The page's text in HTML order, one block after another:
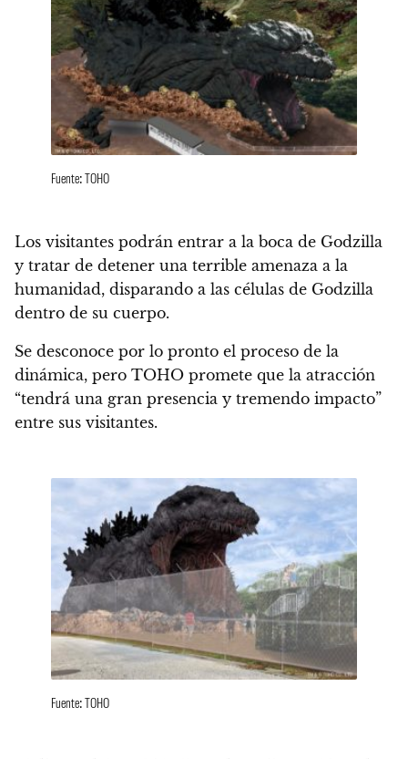
Fuente: TOHO
Los visitantes podrán entrar a la boca de Godzilla
y tratar de detener una terrible amenaza a la
humanidad, disparando a las células de Godzilla
dentro de su cuerpo.
Se desconoce por lo pronto el proceso de la
dinámica, pero TOHO promete que la atracción
“tendrá una gran presencia y tremendo impacto”
entre sus visitantes.
Fuente: TOHO